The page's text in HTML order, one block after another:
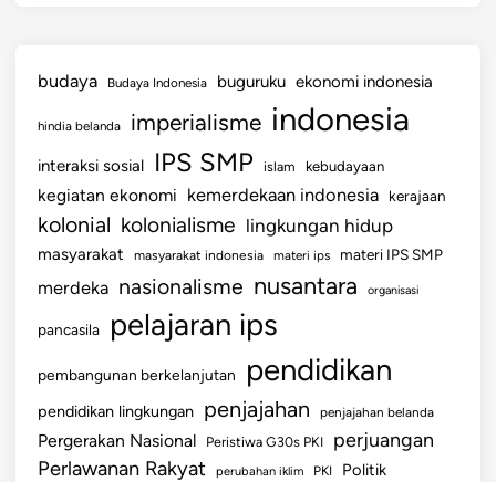
budaya Budaya Indonesia buguruku ekonomi indonesia
hindia belanda imperialisme indonesia
interaksi sosial IPS SMP islam kebudayaan
kegiatan ekonomi kemerdekaan indonesia kerajaan
kolonial kolonialisme lingkungan hidup
masyarakat masyarakat indonesia materi ips materi IPS SMP
merdeka nasionalisme nusantara organisasi
pancasila pelajaran ips
pembangunan berkelanjutan pendidikan
pendidikan lingkungan penjajahan penjajahan belanda
Pergerakan Nasional Peristiwa G30s PKI perjuangan
Perlawanan Rakyat perubahan iklim PKI Politik